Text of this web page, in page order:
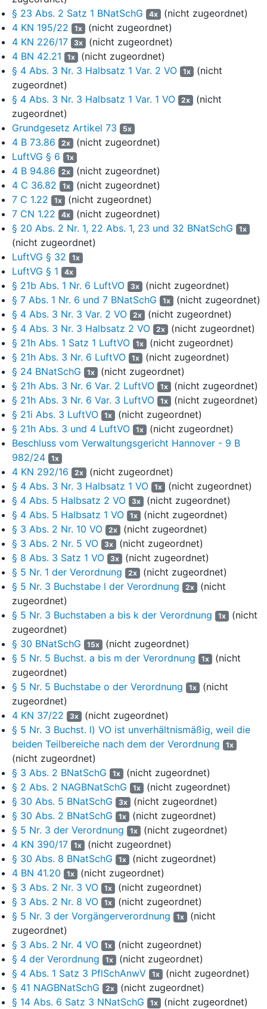
Naturschutzgebiet "Lüneburger Heide" im Landkreis Heidekreis
und im Landkreis Harburg (VO). Nachdem der Kreistag des
Landkreises Harburg am 25. März 2021 sein Einvernehmen
erklärt hatte, fertigte der Landrat des Antragsgegners die
Verordnung am 6. April 2021 aus. Die Verordnung wurde
daraufhin im Niedersächsischen Ministerialblatt Nr. 15 vom
28. April 2021 (S. 805 ff.) bekannt gemacht und trat am
1. Mai 2021 in Kraft.
Gemäß§ 1 Abs. 1 VOwird das im Folgenden näher bezeichnete
Gebiet in den Samtgemeinden Hanstedt und Tostedt sowie der
Stadt Buchholz in der Nordheide im Landkreis Harburg sowie in
der Gemeinde Bispingen, der Stadt Schneverdingen und der
Stadt Soltau im Landkreis Heidekreis zum Naturschutzgebiet
"Lüneburger Heide" erklärt. Nach
§ 1 Abs. 2 VO
eine Größe von rund 23.480 ha. Die Grenze des
Naturschutzgebiets ergibt sich aus zwei mitveröffentlichten
Übersichtskarten im Maßstab 1: 50.000 sowie sechs nicht
mitveröffentlichen Detailkarten im Maßstab 1: 10.000 (
Unterabs. 1 Satz 1 VO), welche Bestandteil der Verordnung
(§ 2 Abs. 1 Unterabs. 2 Satz 1 VO). Das Naturschutzgebiet
umfasst das FFH-Gebiet 070 "Lüneburger Heide" sowie das EU-
Vogelschutzgebiet V24 "Lüneburger Heide" (§ 2 Abs. 2 VO). In § 3
Abs. 1 Unterabs. 2 VO wird der Schutzgegenstand näher
beschrieben. Hiernach ist das Gebiet besonders geprägt durch
den Wilseder Moränenzug, durch Flugsand- und Dünenfelder und
durch Bach- und Trockentäler. Das Gebiet ist Quellgebiet für viele
Bäche und hat eine herausragende Bedeutung für den Biotop- und
Artenschutz. Zudem beherbergt es eines der letzten
Birkhuhnvorkommen Deutschlands. Die im Gebiet enthaltenen
Heideflächen stellen nach § 3 Abs. 1 Unterabs. 3 VO die größten
zusammenhängenden Heiden der nordwesteuropäischen Geest
dar, die aus historischer Heidebauernwirtschaft entstanden und
daher national und international von besonderer Bedeutung sind.
Nach § 3 Abs. 1 Unterabs. 1 VO ist allgemeiner Schutzzweck
des Naturschutzgebiets die Erhaltung, Förderung und
Wiederherstellung eines großräumigen Landschaftsausschnittes
der Zentralheide mit der historisch gewachsenen
Heidekulturwirtschaft und angrenzenden Wäldern. Besonderer
Schutzzweck der Unterschutzstellung ist nach§ 3 Abs. 2 VO
unter anderem (1.) die Erhaltung der historisch gewachsenen,
durch die vorindustrielle Heidebauernwirtschaft geprägte
Heidekulturlandschaft, (2.) die Erhaltung und Entwicklung
naturnaher genutzter und ungenutzter Wälder sowie die Erhaltung
der Laubwälder auf alten Waldstandorten und der historischen
Waldnutzungsformen, (4.) die Erhaltung und Wiederherstellung
eines naturnahen Wasserhaushalts im Gebiet, (5.) der Schutz
und die Förderung der standortheimischen Pflanzen- und
Tierarten und deren Lebensgemeinschaften, insbesondere der
Arten, welche im Anhang der Verordnung unter dem
Gliederungspunkt 1. aufgeführt sind, (6.) die Erhaltung und
Entwicklung der natürlichen Biotoptypen und der für die
historische Heidebauernwirtschaft typischen Kulturbiotope, (8.)
die Nachahmung und Wiedereinführung von Landnutzungsformen
der historischen Heidebauernwirtschaft auf ausgewählten
Offenlandflächen, unter anderem durch Weidetierhaltung und (10.)
die Erhaltung und ggf. Wiederherstellung der besonderen
Eigenart, hervorragenden Schönheit, Ruhe und Ungestörtheit des
Gebiets, auch im Hinblick auf die Erholungsfunktion. § 3 Abs. 3
Unterabs. 2 VO nennt als besonderen Schutzwecke
(Erhaltungsziele) für das Natura 2000-Gebiet im
Naturschutzgebiet die Erhaltung oder Wiederherstellung eines
günstigen Erhaltungszustands der nachfolgend genannten, zur
Zeit im Gebiet vorkommenden FFH-Lebensraumtypen nach
Anhang I und FFH-Arten nachAnhang II der FFH-Richtlinie
einschließlich der jeweils charakteristischen Tier- und
Pflanzenarten, sowie der nach der Vogelschutzrichtlinie
wertgebenden Arten entsprechend den gebietsbezogenen Natura
2000-Erhaltungszielen, die im Anhang der Verordnung definiert
werden. Hieran anschließend findet sich unter (1.) eine
Aufzählung der im Gebiet vorkommenden vier prioritären
Lebensraumtypen wie Artenreiche Borstgraswiesen (6230) und
Moorwälder (91D0), unter (2.) von achtzehn übrigen im Gebiet
vorkommenden Lebensraumtypen wie Trockene europäische
Heiden (4030), Magere Flachlandmähwiesen (6510) und Alte
Bodensaure Wälder auf Sandebenen (9190), unter (3.) von acht
§ 23 Abs. 2 Satz 1 BNatSchG
4x (nicht zugeordnet)
4 KN 195/22
1x (nicht zugeordnet)
4 KN 226/17
3x (nicht zugeordnet)
4 BN 42.21
1x (nicht zugeordnet)
§ 4 Abs. 3 Nr. 3 Halbsatz 1 Var. 2 VO
1x (nicht
zugeordnet)
§ 4 Abs. 3 Nr. 3 Halbsatz 1 Var. 1 VO
2x (nicht
zugeordnet)
Grundgesetz Artikel 73
5x
4 B 73.86 2x (nicht zugeordnet)
LuftVG § 6
1x
4 B 94.86 2x (nicht zugeordnet)
4 C 36.82
1x (nicht zugeordnet)
7 C 1.22
1x (nicht zugeordnet)
7 CN 1.22
4x (nicht zugeordnet)
§ 20 Abs. 2 Nr. 1, 22 Abs. 1, 23 und 32 BNatSchG
1x
(nicht zugeordnet)
LuftVG § 32
1x
LuftVG § 1 4x
§ 21b Abs. 1 Nr. 6 LuftVO 3x (nicht zugeordnet)
§ 7 Abs. 1 Nr. 6 und 7 BNatSchG
1x (nicht zugeordnet)
§ 4 Abs. 3 Nr. 3 Var. 2 VO
2x (nicht zugeordnet)
§ 4 Abs. 3 Nr. 3 Halbsatz 2 VO
2x (nicht zugeordnet)
§ 21h Abs. 1 Satz 1 LuftVO
1x (nicht zugeordnet)
§ 21h Abs. 3 Nr. 6 LuftVO
1x (nicht zugeordnet)
§ 24 BNatSchG
1x (nicht zugeordnet)
§ 21h Abs. 3 Nr. 6 Var. 2 LuftVO
1x (nicht zugeordnet)
§ 21h Abs. 3 Nr. 6 Var. 3 LuftVO
1x (nicht zugeordnet)
§ 21i Abs. 3 LuftVO
1x (nicht zugeordnet)
§ 21h Abs. 3 und 4 LuftVO
1x (nicht zugeordnet)
Beschluss vom Verwaltungsgericht Hannover - 9 B
982/24
1x
4 KN 292/16 2x (nicht zugeordnet)
§ 4 Abs. 3 Nr. 3 Halbsatz 1 VO
1x (nicht zugeordnet)
§ 4 Abs. 5 Halbsatz 2 VO
3x (nicht zugeordnet)
§ 4 Abs. 5 Halbsatz 1 VO
1x (nicht zugeordnet)
§ 3 Abs. 2 Nr. 10 VO
2x (nicht zugeordnet)
§ 3 Abs. 2 Nr. 5 VO
3x (nicht zugeordnet)
§ 8 Abs. 3 Satz 1 VO
3x (nicht zugeordnet)
§ 5 Nr. 1 der Verordnung
2x (nicht zugeordnet)
§ 5 Nr. 3 Buchstabe l der Verordnung
2x (nicht
zugeordnet)
§ 5 Nr. 3 Buchstaben a bis k der Verordnung
1x (nicht
zugeordnet)
§ 30 BNatSchG
15x (nicht zugeordnet)
§ 5 Nr. 5 Buchst. a bis m der Verordnung
1x (nicht
zugeordnet)
§ 5 Nr. 5 Buchstabe o der Verordnung
1x (nicht
zugeordnet)
4 KN 37/22
3x (nicht zugeordnet)
§ 5 Nr. 3 Buchst. l) VO ist unverhältnismäßig, weil die
beiden Teilbereiche nach dem der Verordnung
1x
(nicht zugeordnet)
§ 3 Abs. 2 BNatSchG
1x (nicht zugeordnet)
§ 2 Abs. 2 NAGBNatSchG
1x (nicht zugeordnet)
§ 30 Abs. 5 BNatSchG
3x (nicht zugeordnet)
§ 30 Abs. 2 BNatSchG
1x (nicht zugeordnet)
§ 5 Nr. 3 der Verordnung
1x (nicht zugeordnet)
4 KN 390/17
1x (nicht zugeordnet)
§ 30 Abs. 8 BNatSchG
1x (nicht zugeordnet)
4 BN 41.20
1x (nicht zugeordnet)
§ 3 Abs. 2 Nr. 3 VO
1x (nicht zugeordnet)
§ 3 Abs. 2 Nr. 8 VO
1x (nicht zugeordnet)
§ 5 Nr. 3 der Vorgängerverordnung
1x (nicht
zugeordnet)
§ 3 Abs. 2 Nr. 4 VO
1x (nicht zugeordnet)
§ 4 der Verordnung
1x (nicht zugeordnet)
§ 4 Abs. 1 Satz 3 PflSchAnwV
1x (nicht zugeordnet)
§ 41 NAGBNatSchG
2x (nicht zugeordnet)
§ 14 Abs. 6 Satz 3 NNatSchG
1x (nicht zugeordnet)